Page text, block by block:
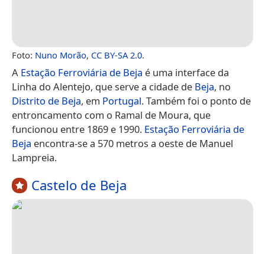
Foto: Nuno Morão, CC BY-SA 2.0.
A Estação Ferroviária de Beja é uma interface da
Linha do Alentejo, que serve a cidade de Beja, no
Distrito de Beja, em Portugal. Também foi o ponto de
entroncamento com o Ramal de Moura, que
funcionou entre 1869 e 1990. Estação Ferroviária de
Beja encontra-se a 570 metros a oeste de Manuel
Lampreia.
Castelo de Beja